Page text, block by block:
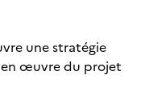
une stratégie
en œuvre du projet